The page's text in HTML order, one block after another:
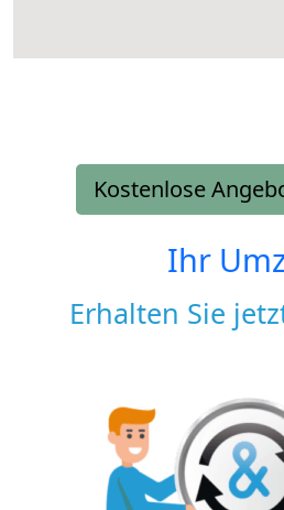
Kostenlose
Ihr
Erhalten Sie